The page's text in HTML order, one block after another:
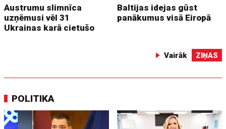
Austrumu slimnīca
uzņēmusi vēl 31
Ukrainas karā cietušo
Baltijas idejas gūst
panākumus visā Eiropā
Vairāk ZIŅAS
POLITIKA